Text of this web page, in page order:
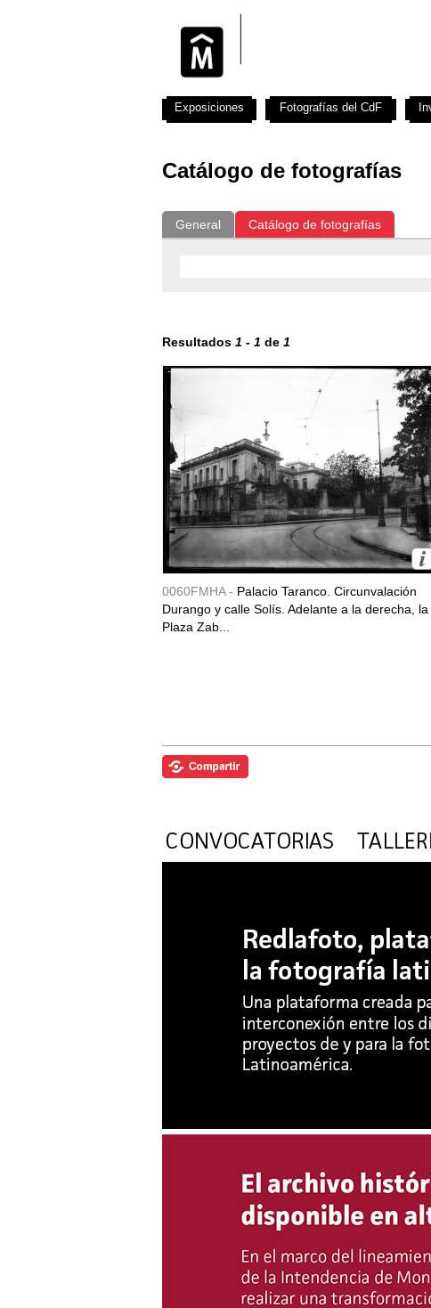
Catálogo de fotografías
General Catálogo de fotografías
Resultados 1 - 1 de 1
0060FMHA - Palacio Taranco. Circunvalación
Durango y calle Solís. Adelante a la derecha, la
Plaza Zab...
Exposiciones Fotografías del CdF